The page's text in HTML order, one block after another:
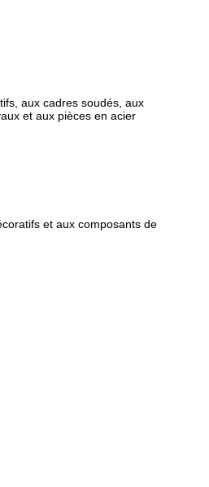
aux cadres soudés, aux
et aux pièces en acier
et aux composants de